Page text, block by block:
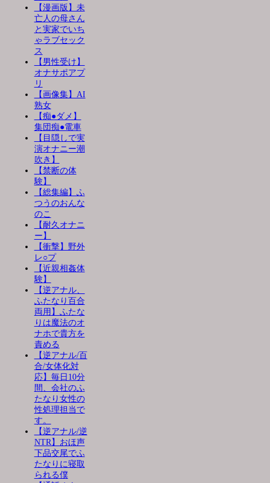
【漫画版】未
亡人の母さん
と実家でいち
ゃラブセック
ス
【男性受け】
オナサポアプ
リ
【画像集】AI
熟女
【痴●ダメ】
集団痴●電車
【目隠しで実
演オナニー潮
吹き】
【禁断の体
験】
【総集編】ふ
つうのおんな
のこ
【耐久オナニ
ー】
【衝撃】野外
レ○プ
【近親相姦体
験】
【逆アナル、
ふたなり百合
両用】ふたな
りは魔法のオ
ナホで貴方を
責める
【逆アナル/百
合/女体化対
応】毎日10分
間、会社のふ
たなり女性の
性処理担当で
す。
【逆アナル/逆
NTR】おほ声
下品交尾でふ
たなりに寝取
られる僕